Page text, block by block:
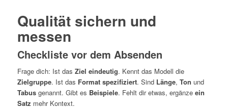
Qualität sichern und
messen
Checkliste vor dem Absenden
Frage dich: Ist das Ziel eindeutig. Kennt das Modell die
Zielgruppe. Ist das Format spezifiziert. Sind Länge, Ton und
Tabusgenannt. Gibt es Beispiele. Fehlt dir etwas, ergänze ein
Satz mehr Kontext.